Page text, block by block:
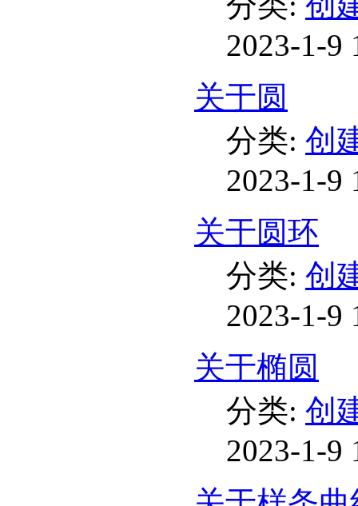
2023-1-9
关于圆
分类: 创
2023-1-9
关于圆环
分类: 创
2023-1-9
关于椭圆
分类: 创
2023-1-9